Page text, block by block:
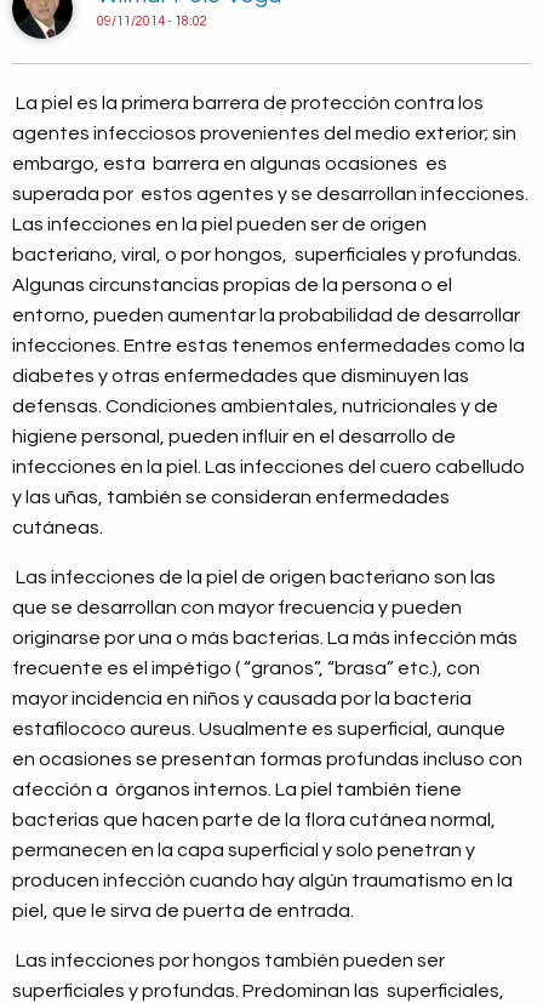
09/11/2014 - 18:02
La piel es la primera barrera de protección contra los
agentes infecciosos provenientes del medio exterior; sin
embargo, esta barrera en algunas ocasiones es
superada por estos agentes y se desarrollan infecciones.
Las infecciones en la piel pueden ser de origen
bacteriano, viral, o por hongos, superficiales y profundas.
Algunas circunstancias propias de la persona o el
entorno, pueden aumentar la probabilidad de desarrollar
infecciones. Entre estas tenemos enfermedades como la
diabetes y otras enfermedades que disminuyen las
defensas. Condiciones ambientales, nutricionales y de
higiene personal, pueden influir en el desarrollo de
infecciones en la piel. Las infecciones del cuero cabelludo
y las uñas, también se consideran enfermedades
cutáneas.
Las infecciones de la piel de origen bacteriano son las
que se desarrollan con mayor frecuencia y pueden
originarse por una o más bacterias. La más infección más
frecuente es el impétigo ( “granos”, “brasa” etc.), con
mayor incidencia en niños y causada por la bacteria
estafilococo aureus. Usualmente es superficial, aunque
en ocasiones se presentan formas profundas incluso con
afección a órganos internos. La piel también tiene
bacterias que hacen parte de la flora cutánea normal,
permanecen en la capa superficial y solo penetran y
producen infección cuando hay algún traumatismo en la
piel, que le sirva de puerta de entrada.
Las infecciones por hongos también pueden ser
superficiales y profundas. Predominan las superficiales,